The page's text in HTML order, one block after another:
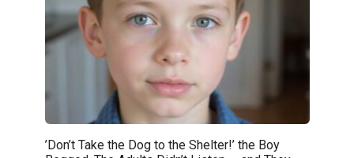
’Don’t Take the Dog to the Shelter!’ the Boy